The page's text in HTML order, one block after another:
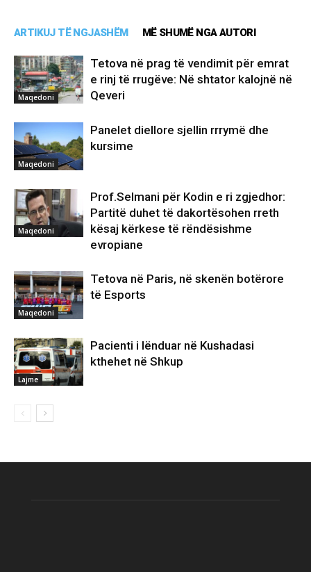
ARTIKUJ TË NGJASHËM MË SHUMË NGA AUTORI
Maqedoni
Tetova në prag të vendimit për emrat
e rinj të rrugëve: Në shtator kalojnë në
Qeveri
Maqedoni
Panelet diellore sjellin rrrymë dhe
kursime
Maqedoni
Prof.Selmani për Kodin e ri zgjedhor:
Partitë duhet të dakortësohen rreth
kësaj kërkese të rëndësishme
evropiane
Maqedoni
Tetova në Paris, në skenën botërore
të Esports
Lajme
Pacienti i lënduar në Kushadasi
kthehet në Shkup